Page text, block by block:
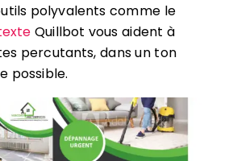
polyvalents comme le
Quillbot vous aident à
percutants, dans un ton
possible.